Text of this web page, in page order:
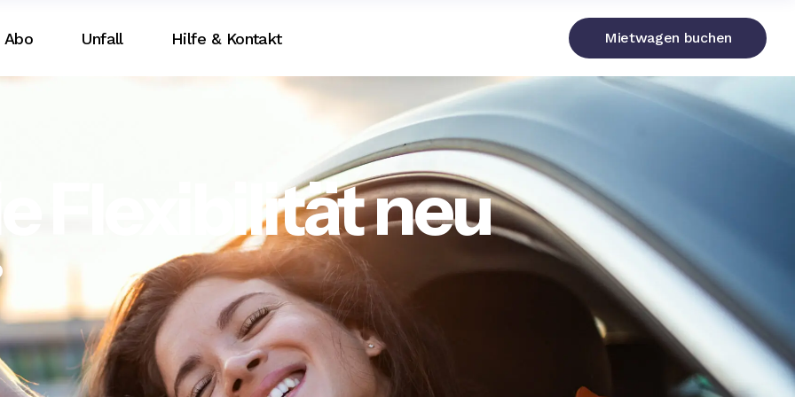
Abo Unfall Hilfe & Kontakt Mietwagen buchen
Flexibilität neu